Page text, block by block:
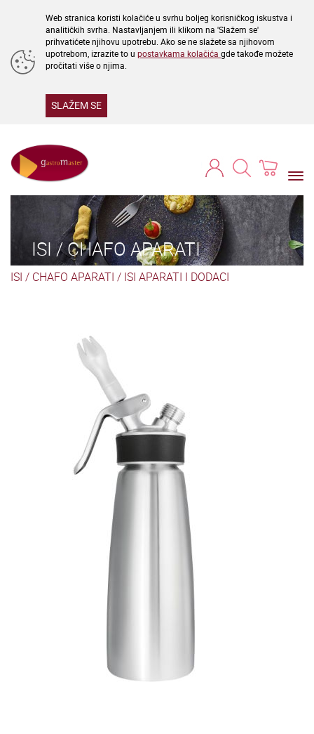
Web stranica koristi kolačiće u svrhu boljeg korisničkog iskustva i
analitičkih svrha. Nastavljanjem ili klikom na 'Slažem se'
prihvatićete njihovu upotrebu. Ako se ne slažete sa njihovom
upotrebom, izrazite to u postavkama kolačića gde takođe možete
pročitati više o njima.
SLAŽEM SE
ISI / CHAFO APARATI
ISI / CHAFO APARATI / ISI APARATI I DODACI